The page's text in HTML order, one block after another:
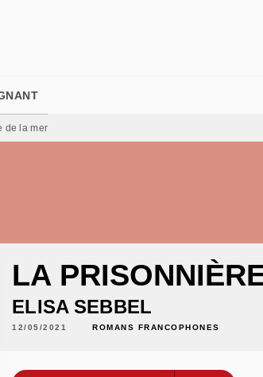
de la mer
LA
ELISA SEBBEL
12/05/2021 ROMANS FRANCOPHONES